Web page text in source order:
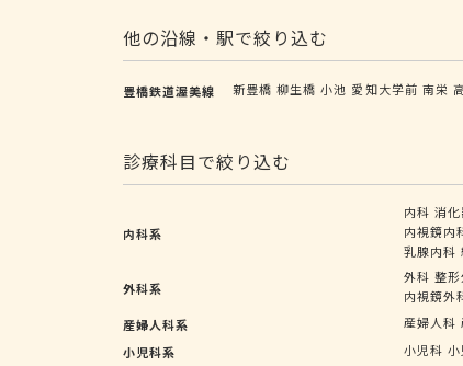
他の沿線・駅で絞り込む
豊橋鉄道渥美線 新豊橋 柳生橋 小池 愛知大学前 南栄
診療科目で絞り込む
内科系
内科 消
内視鏡内
乳腺内科
外科系
外科 整
内視鏡外
産婦人科系
産婦人科
小児科系
小児科